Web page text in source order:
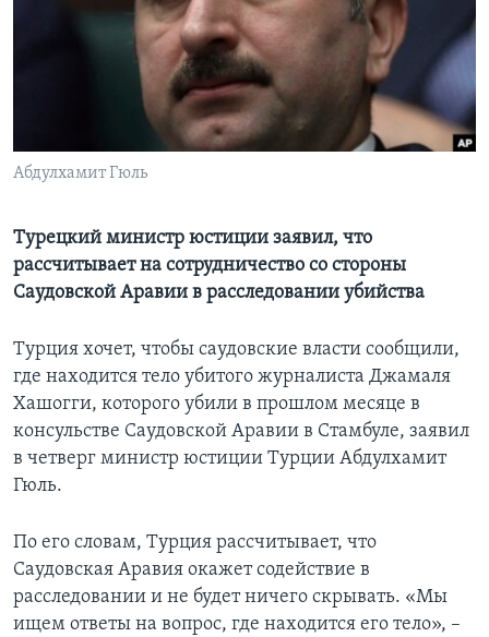
Learning English
СОЦИАЛЬНЫЕ СЕТИ
Абдулхамит Гюль
Турецкий министр юстиции заявил, что
рассчитывает на сотрудничество со стороны
Саудовской Аравии в расследовании убийства
Турция хочет, чтобы саудовские власти сообщили,
где находится тело убитого журналиста Джамаля
Хашогги, которого убили в прошлом месяце в
консульстве Саудовской Аравии в Стамбуле, заявил
в четверг министр юстиции Турции Абдулхамит
Гюль.
По его словам, Турция рассчитывает, что
Саудовская Аравия окажет содействие в
расследовании и не будет ничего скрывать. «Мы
ищем ответы на вопрос, где находится его тело», –